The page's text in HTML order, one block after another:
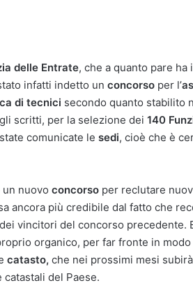
delle Entrate, che a quanto pare
infatti indetto un concorso per l’
di tecnici secondo quanto stabilito
scritti, per la selezione dei 140
comunicate le sedi, cioè che è
nuovo concorso per reclutare
ancora più credibile dal fatto che
vincitori del concorso precedente.
organico, per far fronte in
catasto, che nei prossimi mesi
del Paese.